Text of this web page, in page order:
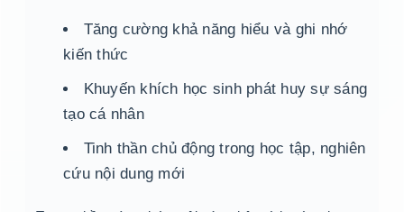
Tăng cường khả năng hiểu và ghi nhớ
kiến thức
Khuyến khích học sinh phát huy sự sáng
tạo cá nhân
Tinh thần chủ động trong học tập, nghiên
cứu nội dung mới